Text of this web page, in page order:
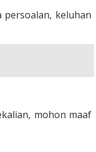
persoalan, keluhan
mohon maaf